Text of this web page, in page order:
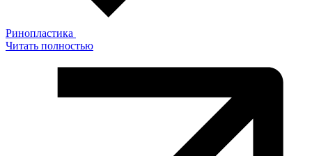
Ринопластика
Читать полностью